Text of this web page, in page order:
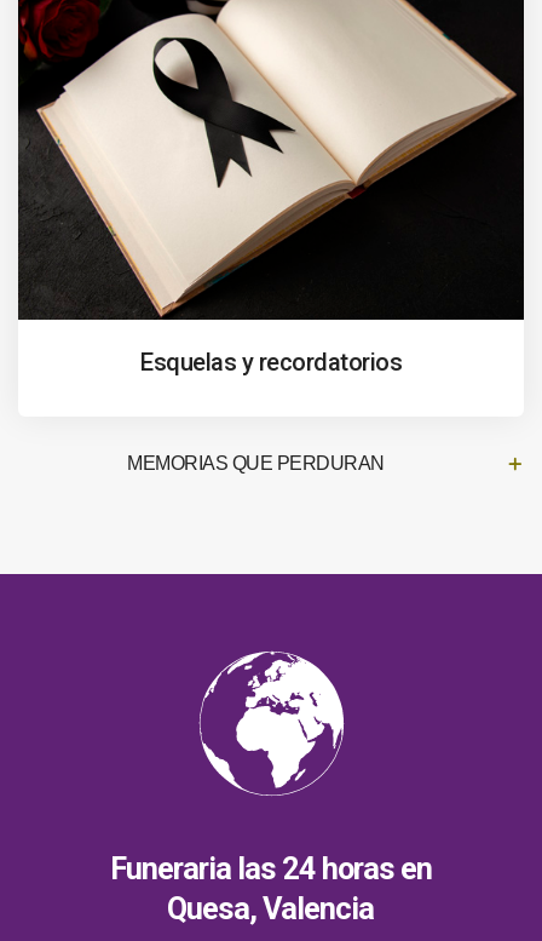
Esquelas y recordatorios
MEMORIAS QUE PERDURAN
Funeraria las 24 horas en
Quesa, Valencia